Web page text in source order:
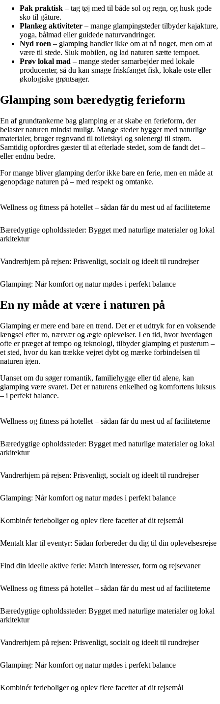
Pak praktisk – tag tøj med til både sol og regn, og husk gode
sko til gåture.
Planlæg aktiviteter – mange glampingsteder tilbyder kajakture,
yoga, bålmad eller guidede naturvandringer.
Nyd roen – glamping handler ikke om at nå noget, men om at
være til stede. Sluk mobilen, og lad naturen sætte tempoet.
Prøv lokal mad – mange steder samarbejder med lokale
producenter, så du kan smage friskfanget fisk, lokale oste eller
økologiske grøntsager.
Glamping som bæredygtig ferieform
En af grundtankerne bag glamping er at skabe en ferieform, der
belaster naturen mindst muligt. Mange steder bygger med naturlige
materialer, bruger regnvand til toiletskyl og solenergi til strøm.
Samtidig opfordres gæster til at efterlade stedet, som de fandt det –
eller endnu bedre.
For mange bliver glamping derfor ikke bare en ferie, men en måde at
genopdage naturen på – med respekt og omtanke.
Wellness og fitness på hotellet – sådan får du mest ud af faciliteterne
Bæredygtige opholdssteder: Bygget med naturlige materialer og lokal
arkitektur
Vandrerhjem på rejsen: Prisvenligt, socialt og ideelt til rundrejser
Glamping: Når komfort og natur mødes i perfekt balance
En ny måde at være i naturen på
Glamping er mere end bare en trend. Det er et udtryk for en voksende
længsel efter ro, nærvær og ægte oplevelser. I en tid, hvor hverdagen
ofte er præget af tempo og teknologi, tilbyder glamping et pusterum –
et sted, hvor du kan trække vejret dybt og mærke forbindelsen til
naturen igen.
Uanset om du søger romantik, familiehygge eller tid alene, kan
glamping være svaret. Det er naturens enkelhed og komfortens luksus
– i perfekt balance.
Wellness og fitness på hotellet – sådan får du mest ud af faciliteterne
Bæredygtige opholdssteder: Bygget med naturlige materialer og lokal
arkitektur
Vandrerhjem på rejsen: Prisvenligt, socialt og ideelt til rundrejser
Glamping: Når komfort og natur mødes i perfekt balance
Kombinér ferieboliger og oplev flere facetter af dit rejsemål
Mentalt klar til eventyr: Sådan forbereder du dig til din oplevelsesrejse
Find din ideelle aktive ferie: Match interesser, form og rejsevaner
Wellness og fitness på hotellet – sådan får du mest ud af faciliteterne
Bæredygtige opholdssteder: Bygget med naturlige materialer og lokal
arkitektur
Vandrerhjem på rejsen: Prisvenligt, socialt og ideelt til rundrejser
Glamping: Når komfort og natur mødes i perfekt balance
Kombinér ferieboliger og oplev flere facetter af dit rejsemål